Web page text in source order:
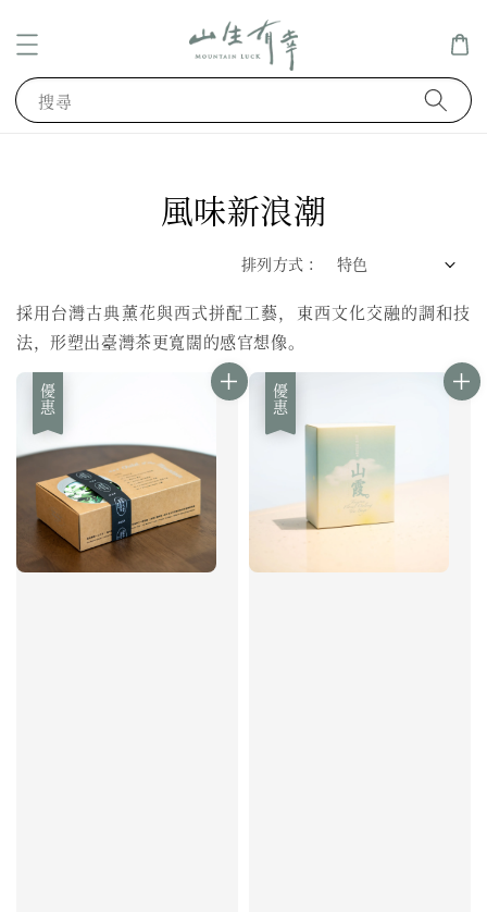
搜尋
風味新浪潮
排列方式 :
採用台灣古典薰花與西式拼配工藝，東西文化交融的調和技
法，形塑出臺灣茶更寬闊的感官想像。
優惠 優惠